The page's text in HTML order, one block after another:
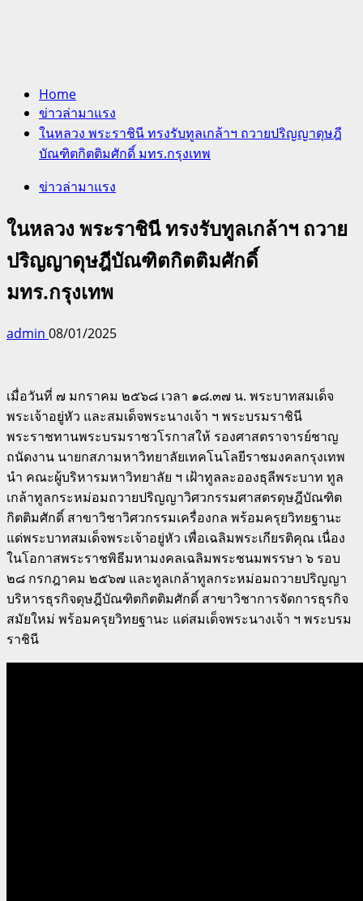
Home
ข่าวล่ามาแรง
ในหลวง พระราชินี ทรงรับทูลเกล้าฯ ถวายปริญญาดุษฎี
บัณฑิตกิตติมศักดิ์ มทร.กรุงเทพ
ข่าวล่ามาแรง
ในหลวง พระราชินี ทรงรับทูลเกล้าฯ ถวาย
ปริญญาดุษฎีบัณฑิตกิตติมศักดิ์
มทร.กรุงเทพ
admin 08/01/2025
เมื่อวันที่ ๗ มกราคม ๒๕๖๘ เวลา ๑๘.๓๗ น. พระบาทสมเด็จ
พระเจ้าอยู่หัว และสมเด็จพระนางเจ้า ฯ พระบรมราชินี
พระราชทานพระบรมราชวโรกาสให้ รองศาสตราจารย์ชาญ
ถนัดงาน นายกสภามหาวิทยาลัยเทคโนโลยีราชมงคลกรุงเทพ
นำ คณะผู้บริหารมหาวิทยาลัย ฯ เฝ้าทูลละอองธุลีพระบาท ทูล
เกล้าทูลกระหม่อมถวายปริญญาวิศวกรรมศาสตรดุษฎีบัณฑิต
กิตติมศักดิ์ สาขาวิชาวิศวกรรมเครื่องกล พร้อมครุยวิทยฐานะ
แด่พระบาทสมเด็จพระเจ้าอยู่หัว เพื่อเฉลิมพระเกียรติคุณ เนื่อง
ในโอกาสพระราชพิธีมหามงคลเฉลิมพระชนมพรรษา ๖ รอบ
๒๘ กรกฎาคม ๒๕๖๗ และทูลเกล้าทูลกระหม่อมถวายปริญญา
บริหารธุรกิจดุษฎีบัณฑิตกิตติมศักดิ์ สาขาวิชาการจัดการธุรกิจ
สมัยใหม่ พร้อมครุยวิทยฐานะ แด่สมเด็จพระนางเจ้า ฯ พระบรม
ราชินี